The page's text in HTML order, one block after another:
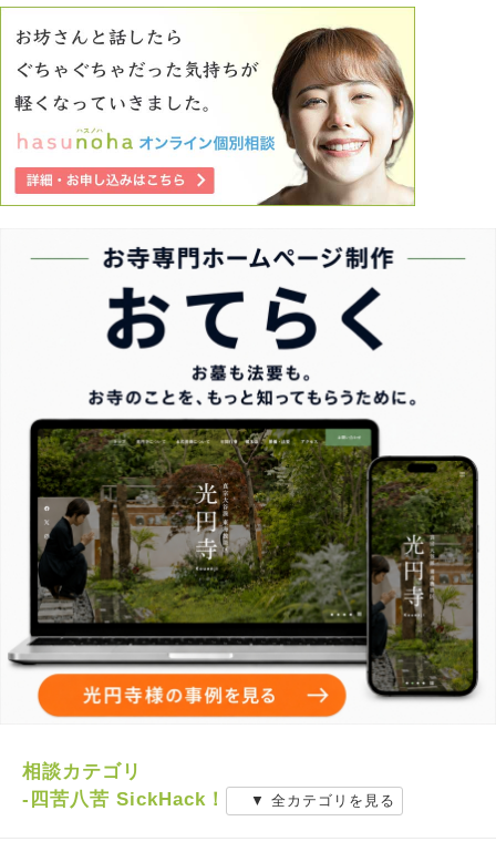
います。
相談カテゴリ
-四苦八苦 SickHack！
▼ 全カテゴリを見る